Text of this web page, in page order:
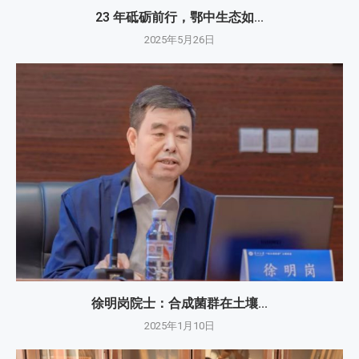
23 年砥砺前行，鄂中生态如...
2025年5月26日
徐明岗院士：​合成菌群在土壤...
2025年1月10日